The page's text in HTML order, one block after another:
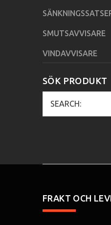
SMUTSAVVISARE
VINDAVVISARE
SÖK PRODUKT
FRAKT OCH